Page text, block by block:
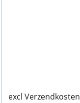
excl Verzendkosten